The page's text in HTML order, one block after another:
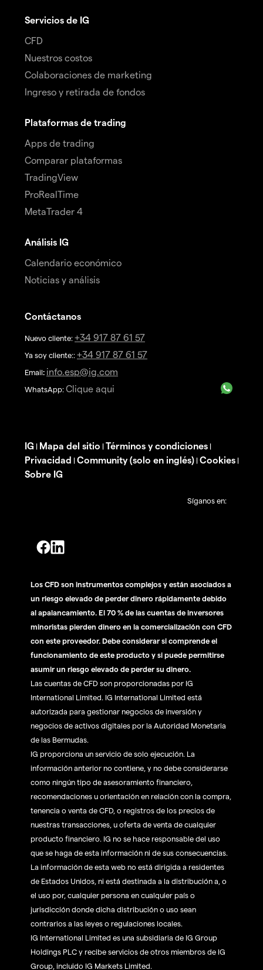
Servicios de IG
CFD
Nuestros costos
Colaboraciones de marketing
Ingreso y retirada de fondos
Plataformas de trading
Apps de trading
Comparar plataformas
TradingView
ProRealTime
MetaTrader 4
Análisis IG
Calendario económico
Noticias y análisis
Contáctanos
Nuevo cliente: +34 917 87 61 57
Ya soy cliente:: +34 917 87 61 57
Email: info.esp@ig.com
WhatsApp: Clique aqui
IG | Mapa del sitio | Términos y condiciones |
Privacidad | Community (solo en inglés) | Cookies |
Sobre IG
Síganos en:
Los CFD son instrumentos complejos y están asociados a
un riesgo elevado de perder dinero rápidamente debido
al apalancamiento. El 70 % de las cuentas de inversores
minoristas pierden dinero en la comercialización con CFD
con este proveedor. Debe considerar si comprende el
funcionamiento de este producto y si puede permitirse
asumir un riesgo elevado de perder su dinero.
Las cuentas de CFD son proporcionadas por IG
International Limited. IG International Limited está
autorizada para gestionar negocios de inversión y
negocios de activos digitales por la Autoridad Monetaria
de las Bermudas.
IG proporciona un servicio de solo ejecución. La
información anterior no contiene, y no debe considerarse
como ningún tipo de asesoramiento financiero,
recomendaciones u orientación en relación con la compra,
tenencia o venta de CFD, o registros de los precios de
nuestras transacciones, u oferta de venta de cualquier
producto financiero. IG no se hace responsable del uso
que se haga de esta información ni de sus consecuencias.
La información de esta web no está dirigida a residentes
de Estados Unidos, ni está destinada a la distribución a, o
el uso por, cualquier persona en cualquier país o
jurisdicción donde dicha distribución o uso sean
contrarios a las leyes o regulaciones locales.
IG International Limited es una subsidiaria de IG Group
Holdings PLC y recibe servicios de otros miembros de IG
Group, incluido IG Markets Limited.